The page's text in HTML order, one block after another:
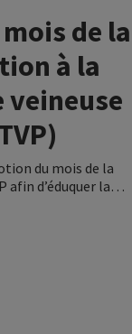
de la
à la
du mois de la
afin d’éduquer la